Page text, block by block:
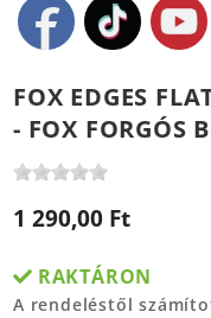
FOX EDGES
- FOX FORGÓS
1 290,00 Ft
RAKTÁRON
A rendeléstől